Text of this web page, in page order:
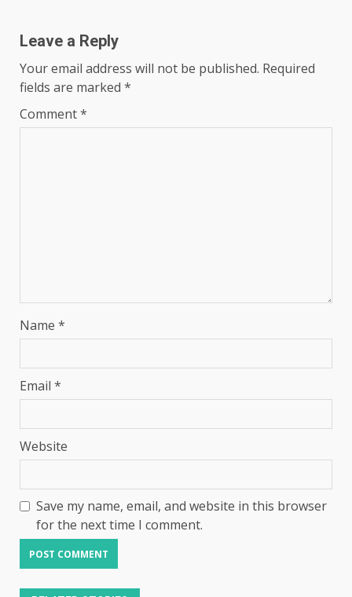
Leave a Reply
Your email address will not be published. Required
fields are marked *
Comment*
Name *
Email *
Website
Save my name, email, and website in this browser
for the next time I comment.